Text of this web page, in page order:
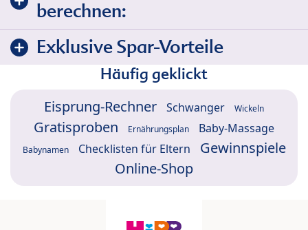
berechnen:
Exklusive Spar-Vorteile
Häufig geklickt
Eisprung-Rechner Schwanger Wickeln
Gratisproben Ernährungsplan Baby-Massage
Babynamen Checklisten für Eltern
Gewinnspiele
Online-Shop